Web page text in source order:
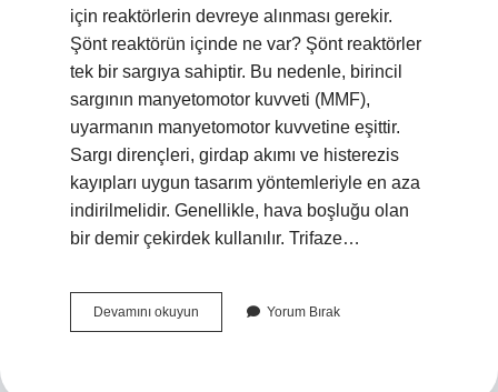
için reaktörlerin devreye alınması gerekir.
Şönt reaktörün içinde ne var? Şönt reaktörler
tek bir sargıya sahiptir. Bu nedenle, birincil
sargının manyetomotor kuvveti (MMF),
uyarmanın manyetomotor kuvvetine eşittir.
Sargı dirençleri, girdap akımı ve histerezis
kayıpları uygun tasarım yöntemleriyle en aza
indirilmelidir. Genellikle, hava boşluğu olan
bir demir çekirdek kullanılır. Trifaze…
Devamını okuyun Reaktörün
Görevi
Yorum Bırak